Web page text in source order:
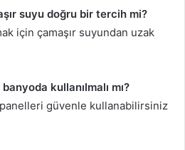
suyu doğru bir tercih mi?
için çamaşır suyundan uzak
kullanılmalı mı?
güvenle kullanabilirsiniz